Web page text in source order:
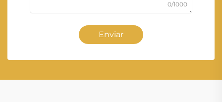
0/1000
Enviar